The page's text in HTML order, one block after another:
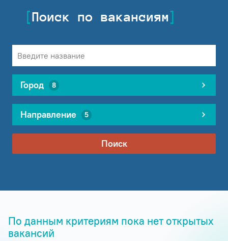
Поиск по вакансиям
Город 8
Направление 5
Поиск
По данным критериям пока нет открытых
вакансий